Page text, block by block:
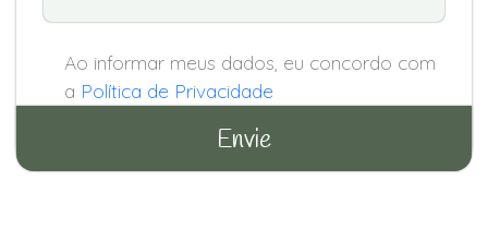
Ao informar meus dados, eu concordo com
a Política de Privacidade